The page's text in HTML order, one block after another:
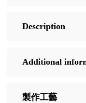
Description
Additional
製作工藝